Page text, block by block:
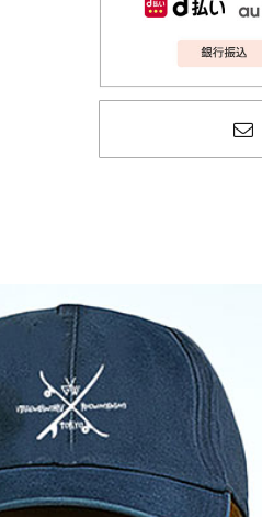
CLUCT 2026 冬
COLLECTION 先行予約